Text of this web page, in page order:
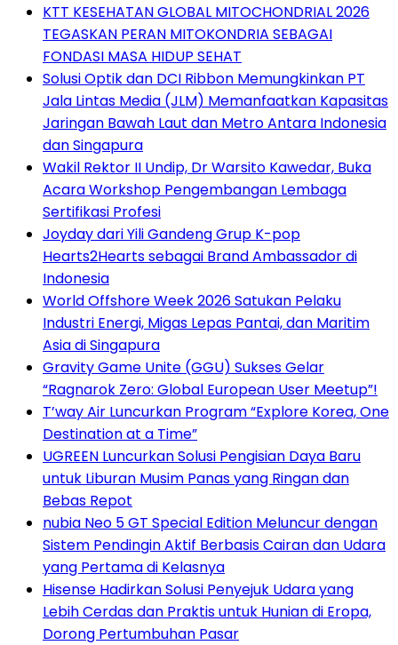
KTT KESEHATAN GLOBAL MITOCHONDRIAL 2026
TEGASKAN PERAN MITOKONDRIA SEBAGAI
FONDASI MASA HIDUP SEHAT
Solusi Optik dan DCI Ribbon Memungkinkan PT
Jala Lintas Media (JLM) Memanfaatkan Kapasitas
Jaringan Bawah Laut dan Metro Antara Indonesia
dan Singapura
Wakil Rektor II Undip, Dr Warsito Kawedar, Buka
Acara Workshop Pengembangan Lembaga
Sertifikasi Profesi
Joyday dari Yili Gandeng Grup K-pop
Hearts2Hearts sebagai Brand Ambassador di
Indonesia
World Offshore Week 2026 Satukan Pelaku
Industri Energi, Migas Lepas Pantai, dan Maritim
Asia di Singapura
Gravity Game Unite (GGU) Sukses Gelar
“Ragnarok Zero: Global European User Meetup”!
T’way Air Luncurkan Program “Explore Korea, One
Destination at a Time”
UGREEN Luncurkan Solusi Pengisian Daya Baru
untuk Liburan Musim Panas yang Ringan dan
Bebas Repot
nubia Neo 5 GT Special Edition Meluncur dengan
Sistem Pendingin Aktif Berbasis Cairan dan Udara
yang Pertama di Kelasnya
Hisense Hadirkan Solusi Penyejuk Udara yang
Lebih Cerdas dan Praktis untuk Hunian di Eropa,
Dorong Pertumbuhan Pasar